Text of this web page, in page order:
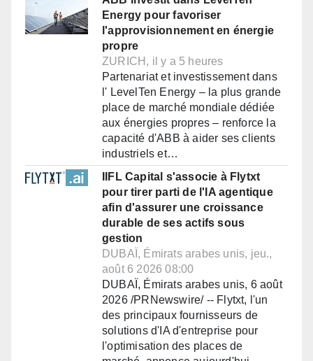
Energy pour favoriser
l'approvisionnement en énergie
propre
ZURICH, il y a 5 heures
Partenariat et investissement dans
l' LevelTen Energy – la plus grande
place de marché mondiale dédiée
aux énergies propres – renforce la
capacité d'ABB à aider ses clients
industriels et…
IIFL Capital s'associe à Flytxt
pour tirer parti de l'IA agentique
afin d'assurer une croissance
durable de ses actifs sous
gestion
DUBAÏ, Émirats arabes unis, jeu.,
août 6 2026 08:00
DUBAÏ, Émirats arabes unis, 6 août
2026 /PRNewswire/ -- Flytxt, l'un
des principaux fournisseurs de
solutions d'IA d'entreprise pour
l'optimisation des places de